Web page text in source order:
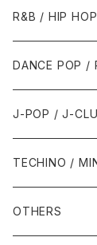
1991年
1996年
2000年
2001年
2010年代
2010年
2011年
1995年
2000年
2001年
1986年・以前
1987年
1990年代
1990年
1991年
2000年代
1990年代
1990年
1991年
2000年代
2000年
2001年
R&B / HIP
1980年代
1985年・以前
1986年
1990年代
1990年
1991年
2000年代
2000年
DANCE POP /
1980年代
1988年・以前
1989年
1990年代
1990年
2000年代
J-POP / J-
1980年代
1990年代
TECHINO /
OTHERS